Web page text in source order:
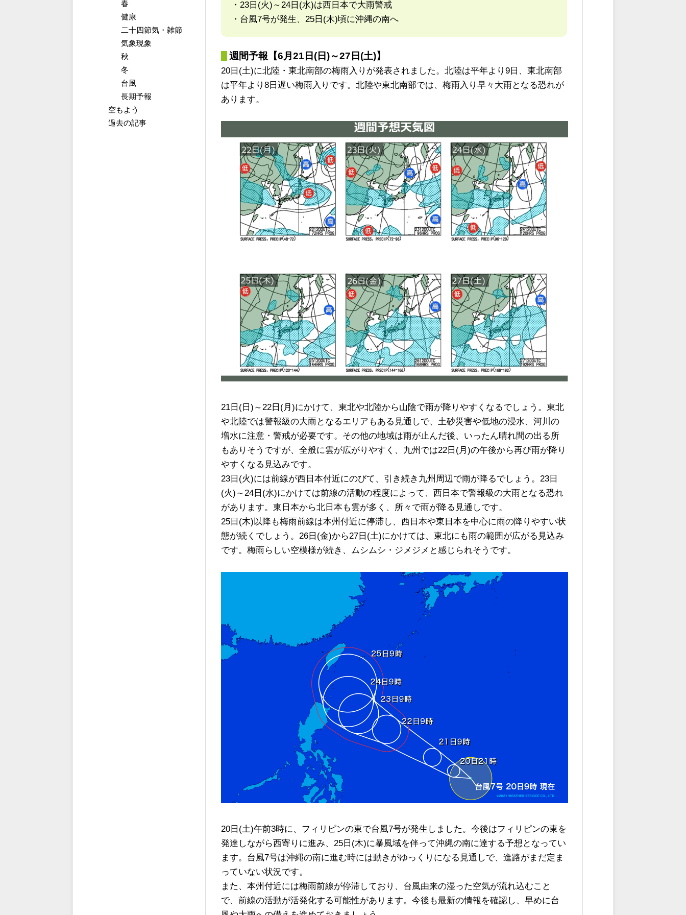
春
健康
二十四節気・雑節
気象現象
秋
冬
台風
長期予報
空もよう
過去の記事
・23日(火)～24日(水)は西日本で大雨警戒
・台風7号が発生、25日(木)頃に沖縄の南へ
週間予報【6月21日(日)～27日(土)】
20日(土)に北陸・東北南部の梅雨入りが発表されました。北陸は平年より9日、東北南部
は平年より8日遅い梅雨入りです。北陸や東北南部では、梅雨入り早々大雨となる恐れが
あります。
21日(日)～22日(月)にかけて、東北や北陸から山陰で雨が降りやすくなるでしょう。東北
や北陸では警報級の大雨となるエリアもある見通しで、土砂災害や低地の浸水、河川の
増水に注意・警戒が必要です。その他の地域は雨が止んだ後、いったん晴れ間の出る所
もありそうですが、全般に雲が広がりやすく、九州では22日(月)の午後から再び雨が降り
やすくなる見込みです。
23日(火)には前線が西日本付近にのびて、引き続き九州周辺で雨が降るでしょう。23日
(火)～24日(水)にかけては前線の活動の程度によって、西日本で警報級の大雨となる恐れ
があります。東日本から北日本も雲が多く、所々で雨が降る見通しです。
25日(木)以降も梅雨前線は本州付近に停滞し、西日本や東日本を中心に雨の降りやすい状
態が続くでしょう。26日(金)から27日(土)にかけては、東北にも雨の範囲が広がる見込み
です。梅雨らしい空模様が続き、ムシムシ・ジメジメと感じられそうです。
20日(土)午前3時に、フィリピンの東で台風7号が発生しました。今後はフィリピンの東を
発達しながら西寄りに進み、25日(木)に暴風域を伴って沖縄の南に達する予想となってい
ます。台風7号は沖縄の南に進む時には動きがゆっくりになる見通しで、進路がまだ定ま
っていない状況です。
また、本州付近には梅雨前線が停滞しており、台風由来の湿った空気が流れ込むこと
で、前線の活動が活発化する可能性があります。今後も最新の情報を確認し、早めに台